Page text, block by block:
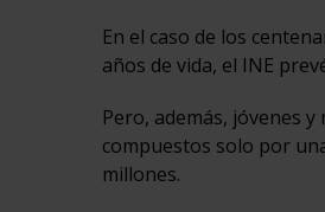
En el caso de los
años de vida, el INE
Pero, además, jóvenes
compuestos solo por
millones.